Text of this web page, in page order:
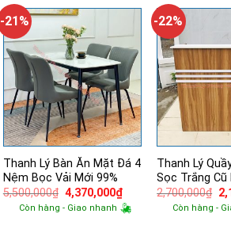
7,100,000₫.
-21%
Thanh Lý Bàn Ăn Mặt Đá 4
Nệm Bọc Vải Mới 99%
5,500,000₫ Giá
gốc
là:
4,370,000₫Giá
hiện
tại
Còn hàng - Giao nhanh
-22%
Thanh Lý
Sọc Trắng Cũ
2,700,000₫
là:
Còn hàng -